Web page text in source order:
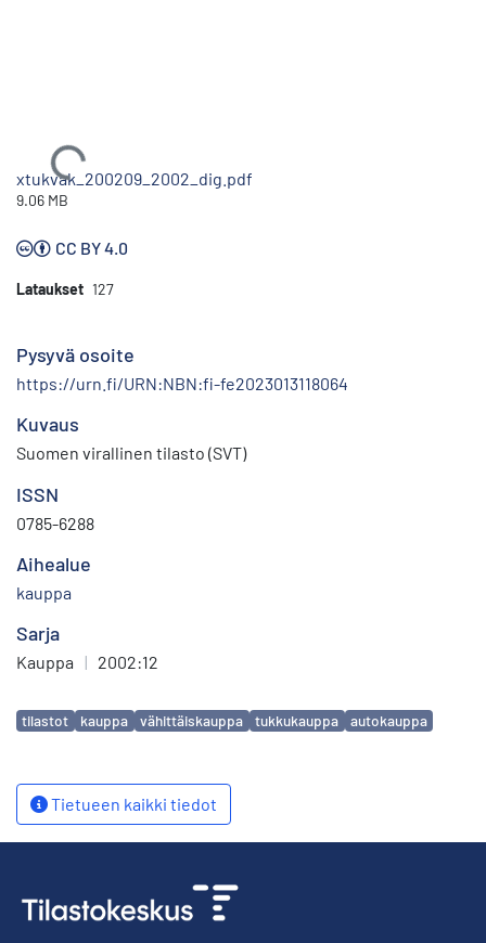
Ladataan...
xtukvak_200209_2002_dig.pdf
9.06 MB
CC BY 4.0
Lataukset 127
Pysyvä osoite
https://urn.fi/URN:NBN:fi-fe2023013118064
Kuvaus
Suomen virallinen tilasto (SVT)
ISSN
0785-6288
Aihealue
kauppa
Sarja
Kauppa | 2002:12
Avainsanat
tilastot kauppa vähittäiskauppa tukkukauppa autokauppa
Tietueen kaikki tiedot